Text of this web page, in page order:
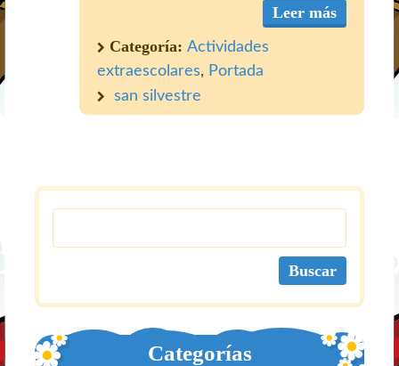
Leer más
Categoría: Actividades
extraescolares, Portada
san silvestre
Categorías